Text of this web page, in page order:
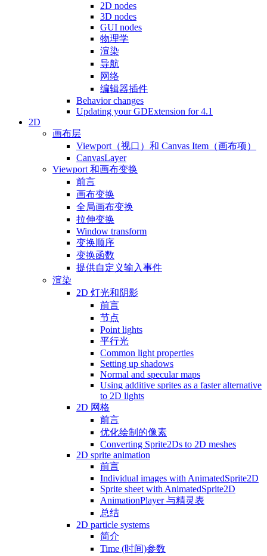
2D nodes
3D nodes
GUI nodes
物理学
渲染
导航
网络
编辑器插件
Behavior changes
Updating your GDExtension for 4.1
2D
画布层
Viewport（视口）和 Canvas Item（画布项）
CanvasLayer
Viewport 和画布变换
前言
画布变换
全局画布变换
拉伸变换
Window transform
变换顺序
变换函数
提供自定义输入事件
渲染
2D 灯光和阴影
前言
节点
Point lights
平行光
Common light properties
Setting up shadows
Normal and specular maps
Using additive sprites as a faster alternative
to 2D lights
2D 网格
前言
优化绘制的像素
Converting Sprite2Ds to 2D meshes
2D sprite animation
前言
Individual images with AnimatedSprite2D
Sprite sheet with AnimatedSprite2D
AnimationPlayer 与精灵表
总结
2D particle systems
简介
Time (时间)参数